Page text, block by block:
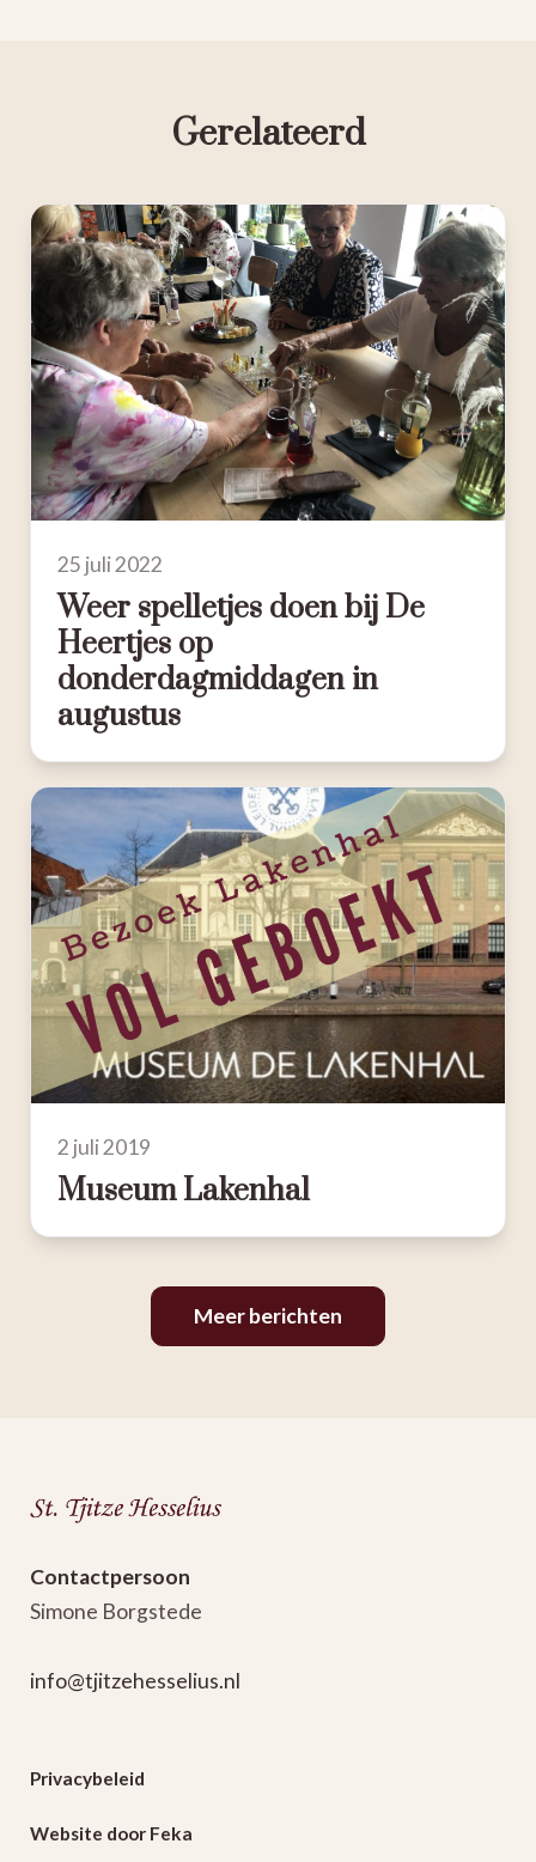
Gerelateerd
25 juli 2022
Weer spelletjes doen bij De
Heertjes op
donderdagmiddagen in
augustus
2 juli 2019
Museum Lakenhal
Meer berichten
bij
Boymans
van
genoten
Contactpersoon
Simone Borgstede
info@tjitzehesselius.nl
Privacybeleid
Website door Feka